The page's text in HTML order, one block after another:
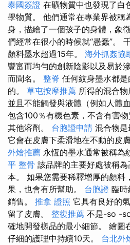
泰國簽證 在礦物質中也發現了白
學物質。 他們通常在專業界被稱
身，描繪了一個孩子的身體，象
們經常在很小的時候就“愚蠢”。
顏料墨水超過15年。 海外抓姦協
豐富而均勻的創新陰影以及易於
而聞名。 整脊 任何紋身墨水都
的。 草屯按摩推薦 所得的混合物
並且不能觸發與液體（例如人體
包含100％有機色素，不含有害
其他溶劑。 台胞證申請 混合物是
它會在皮膚下柔滑地在不動的皮
外燴推薦 永恆的墨水通常被稱為
平 整骨 該品牌的主要好處被稱
本。 如果您需要稀釋增厚的顏料
果，也會有所幫助。 台胞證 臨時
銷售。 推拿 證照 它具有良好的
留了皮膚。 整復推薦 不是-so -
確地開發樣品的最小細節。 繪圖
仔細的護理中持續10天。 台北外